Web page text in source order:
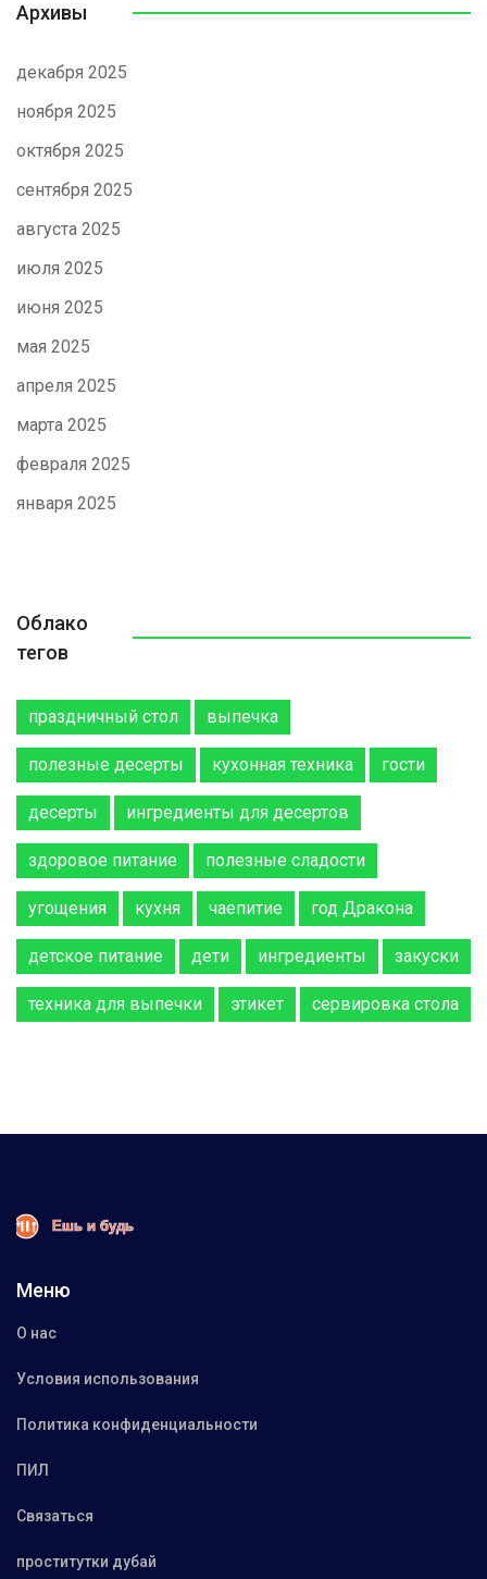
Архивы
декабря 2025
ноября 2025
октября 2025
сентября 2025
августа 2025
июля 2025
июня 2025
мая 2025
апреля 2025
марта 2025
февраля 2025
января 2025
Облако
тегов
праздничный стол выпечка
полезные десерты кухонная техника гости
десерты ингредиенты для десертов
здоровое питание полезные сладости
угощения кухня чаепитие год Дракона
детское питание дети ингредиенты закуски
техника для выпечки этикет сервировка стола
Меню
О нас
Условия использования
Политика конфиденциальности
ПИЛ
Связаться
проститутки дубай